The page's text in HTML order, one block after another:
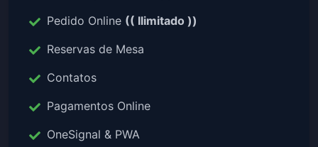
Pedido Online (( Ilimitado ))
Reservas de Mesa
Contatos
Pagamentos Online
OneSignal & PWA